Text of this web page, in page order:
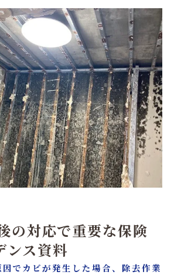
の対応で重要な保険
ンス資料
でカビが発生した場合、除去作業